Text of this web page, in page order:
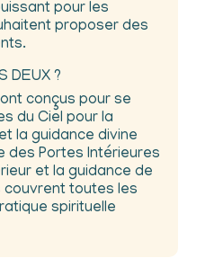
pour les
proposer des
DEUX ?
conçus pour se
du Ciel pour la
la guidance divine
des Portes Intérieures
et la guidance de
couvrent toutes les
spirituelle